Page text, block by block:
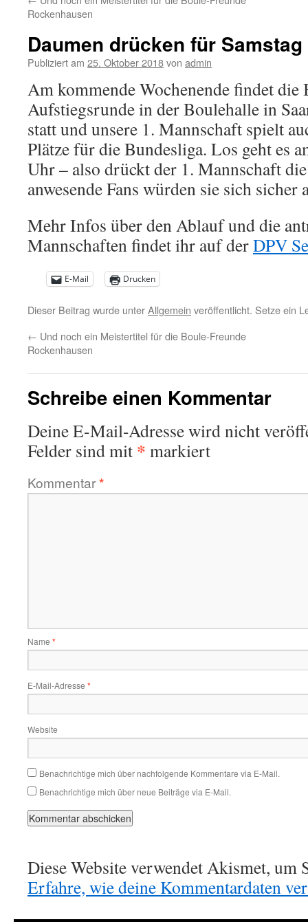
Rockenhausen
Daumen drücken für Samstag
Publiziert am 25. Oktober 2018von admin
Am kommende Wochenende findet die
Aufstiegsrunde in der Boulehalle in
statt und unsere 1. Mannschaft spielt
Plätze für die Bundesliga. Los geht es
Uhr – also drückt der 1. Mannschaft
anwesende Fans würden sie sich sicher
Mehr Infos über den Ablauf und die
Mannschaften findet ihr auf derDPV
E-Mail Drucken
Dieser Beitrag wurde unterAllgemein veröffentlicht. Setze ein
← Und noch ein Meistertitel für die Boule-Freunde
Rockenhausen
Schreibe einen Kommentar
Deine E-Mail-Adresse wird nicht
Felder sind mit * markiert
Kommentar*
Name *
E-Mail-Adresse *
Website
Benachrichtige mich über nachfolgende Kommentare via E-Mail.
Benachrichtige mich über neue Beiträge via E-Mail.
Diese Website verwendet Akismet, um
Erfahre, wie deine Kommentardaten